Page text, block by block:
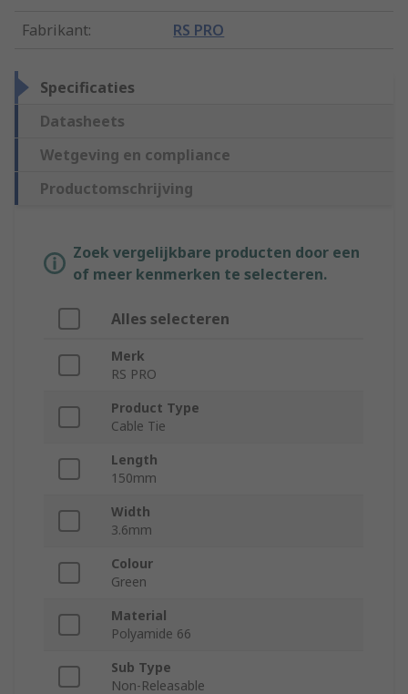
Fabrikant: RS PRO
Specificaties
Datasheets
Wetgeving en compliance
Productomschrijving
Zoek vergelijkbare producten door een
of meer kenmerken te selecteren.
Alles selecteren
Merk
RS PRO
Product Type
Cable Tie
Length
150mm
Width
3.6mm
Colour
Green
Material
Polyamide 66
Sub Type
Non-Releasable